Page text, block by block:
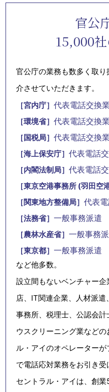
官公
15,000
官公庁の業務も数多く取
介させていただきます。
［宮内庁］代表電話交換
［環境省］代表電話交換
［国税局］代表電話交換
［海上保安庁］代表電話
［内閣法制局］代表電話
［東京空港事務所 (羽田空
［関東地方整備局］代表
［法務省］一般事務派遣
［農林水産省］一般事務
［東京都］一般事務派遣
など他多数。
設立間もないベンチャー
店、IT関連企業、人材派
事務所、税理士、公認会
ウスクリーニング業など
ル・アイのオペレーター
で電話応対業務をお引き受
セントラル・アイは、創